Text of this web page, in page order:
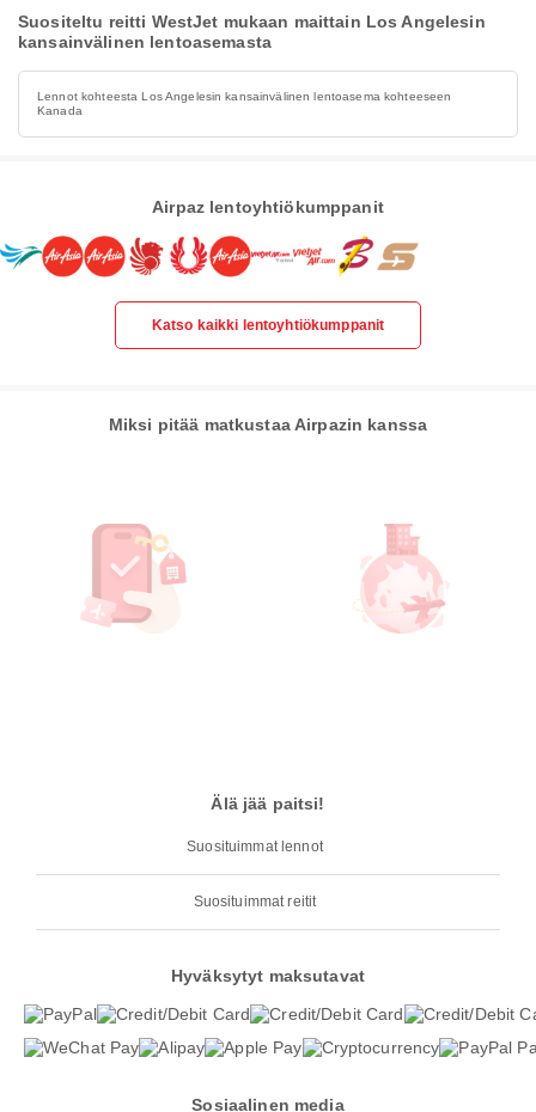
Suositeltu reitti WestJet mukaan maittain Los Angelesin
kansainvälinen lentoasemasta
Lennot kohteesta Los Angelesin kansainvälinen lentoasema kohteeseen
Kanada
Airpaz lentoyhtiökumppanit
Katso kaikki lentoyhtiökumppanit
Miksi pitää matkustaa Airpazin kanssa
Älä jää paitsi!
Suosituimmat lennot
Suosituimmat reitit
Hyväksytyt maksutavat
Sosiaalinen media